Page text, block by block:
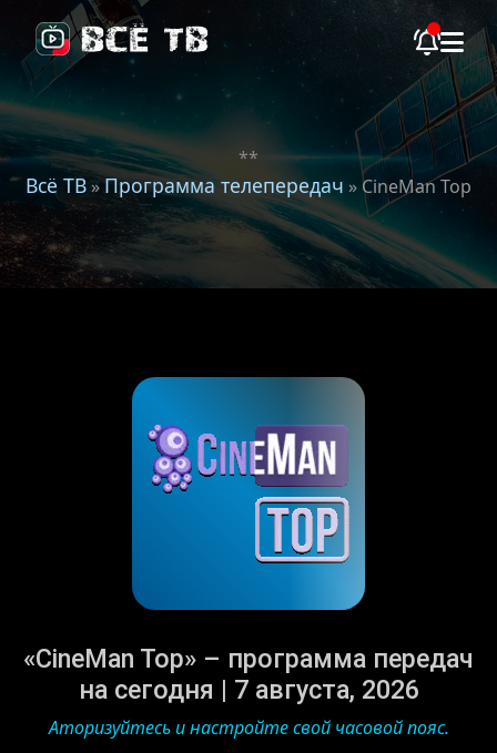
**
Всё ТВ»Программа телепередач » CineMan Top
«CineMan Top» – программа передач
на сегодня | 7 августа, 2026
Аторизуйтесь и настройте свой часовой пояс.